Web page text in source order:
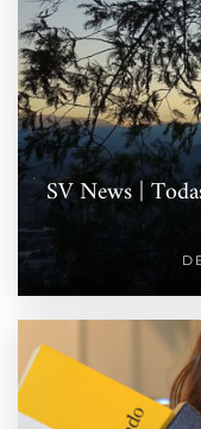
SV News |